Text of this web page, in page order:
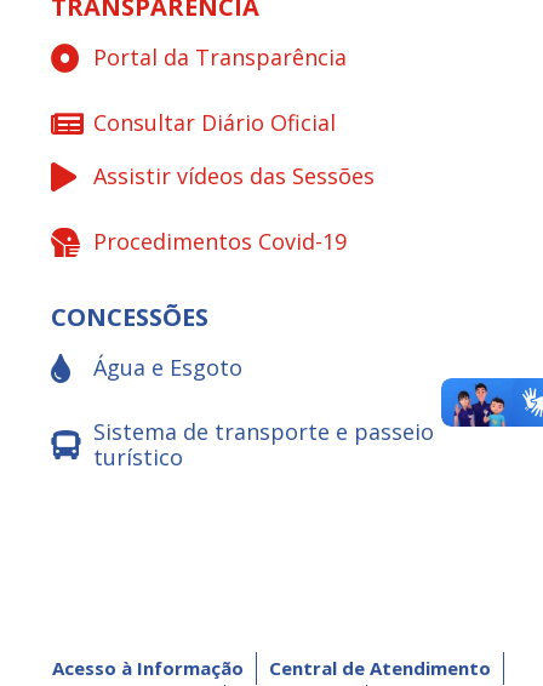
TRANSPARÊNCIA
Portal da Transparência
Consultar Diário Oficial
Assistir vídeos das Sessões
Procedimentos Covid-19
CONCESSÕES
Água e Esgoto
Sistema de transporte e passeio
turístico
Acesso à Informação
Central de Atendimento